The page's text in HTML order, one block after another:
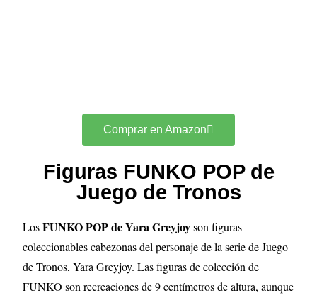
Comprar en Amazon
Figuras FUNKO POP de
Juego de Tronos
LosFUNKO POP de Yara Greyjoyson figuras
coleccionables cabezonas del personaje de la serie de Juego
de Tronos, Yara Greyjoy. Las figuras de colección de
FUNKO son recreaciones de 9 centímetros de altura, aunque